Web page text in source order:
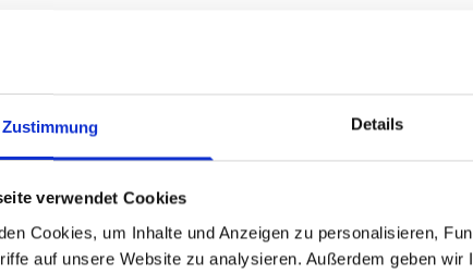
Zustimmung Details
verwendet Cookies
Cookies, um Inhalte und Anzeigen zu personalisieren,
auf unsere Website zu analysieren. Außerdem geben
für eine saubere